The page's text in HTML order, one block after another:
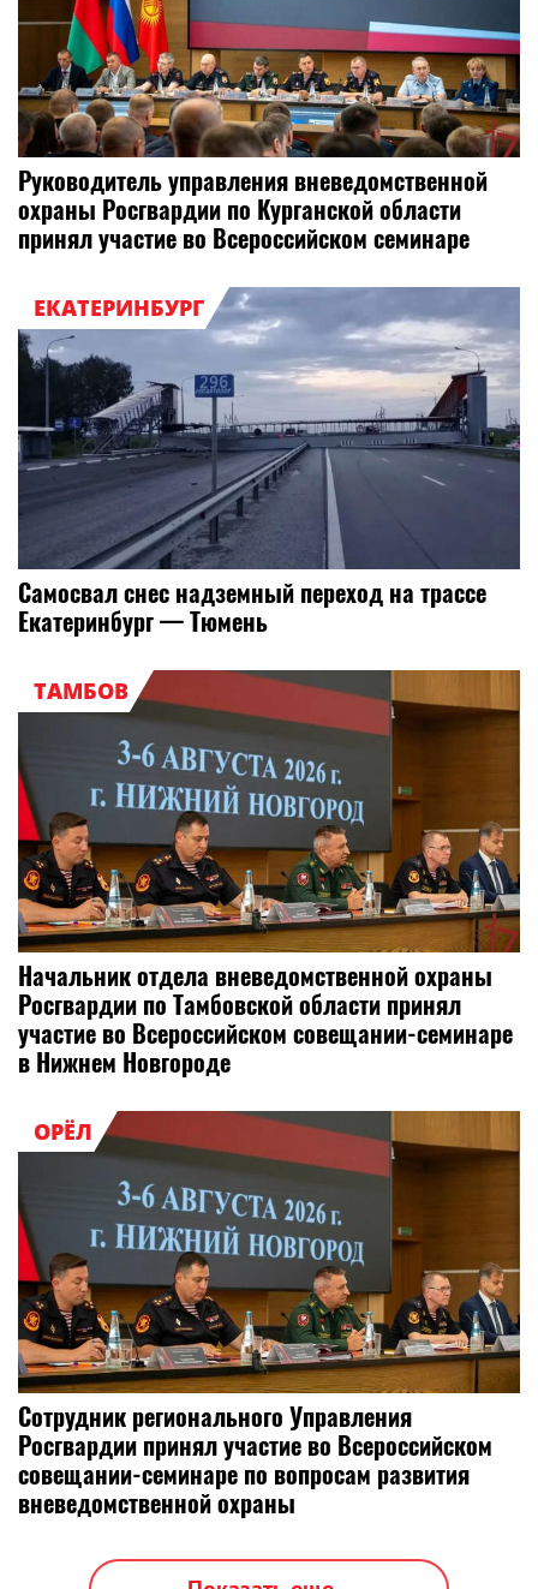
Руководитель управления вневедомственной
охраны Росгвардии по Курганской области
принял участие во Всероссийском семинаре
ЕКАТЕРИНБУРГ
Самосвал снес надземный переход на трассе
Екатеринбург — Тюмень
ТАМБОВ
Начальник отдела вневедомственной охраны
Росгвардии по Тамбовской области принял
участие во Всероссийском совещании-семинаре
в Нижнем Новгороде
ОРЁЛ
Сотрудник регионального Управления
Росгвардии принял участие во Всероссийском
совещании-семинаре по вопросам развития
вневедомственной охраны